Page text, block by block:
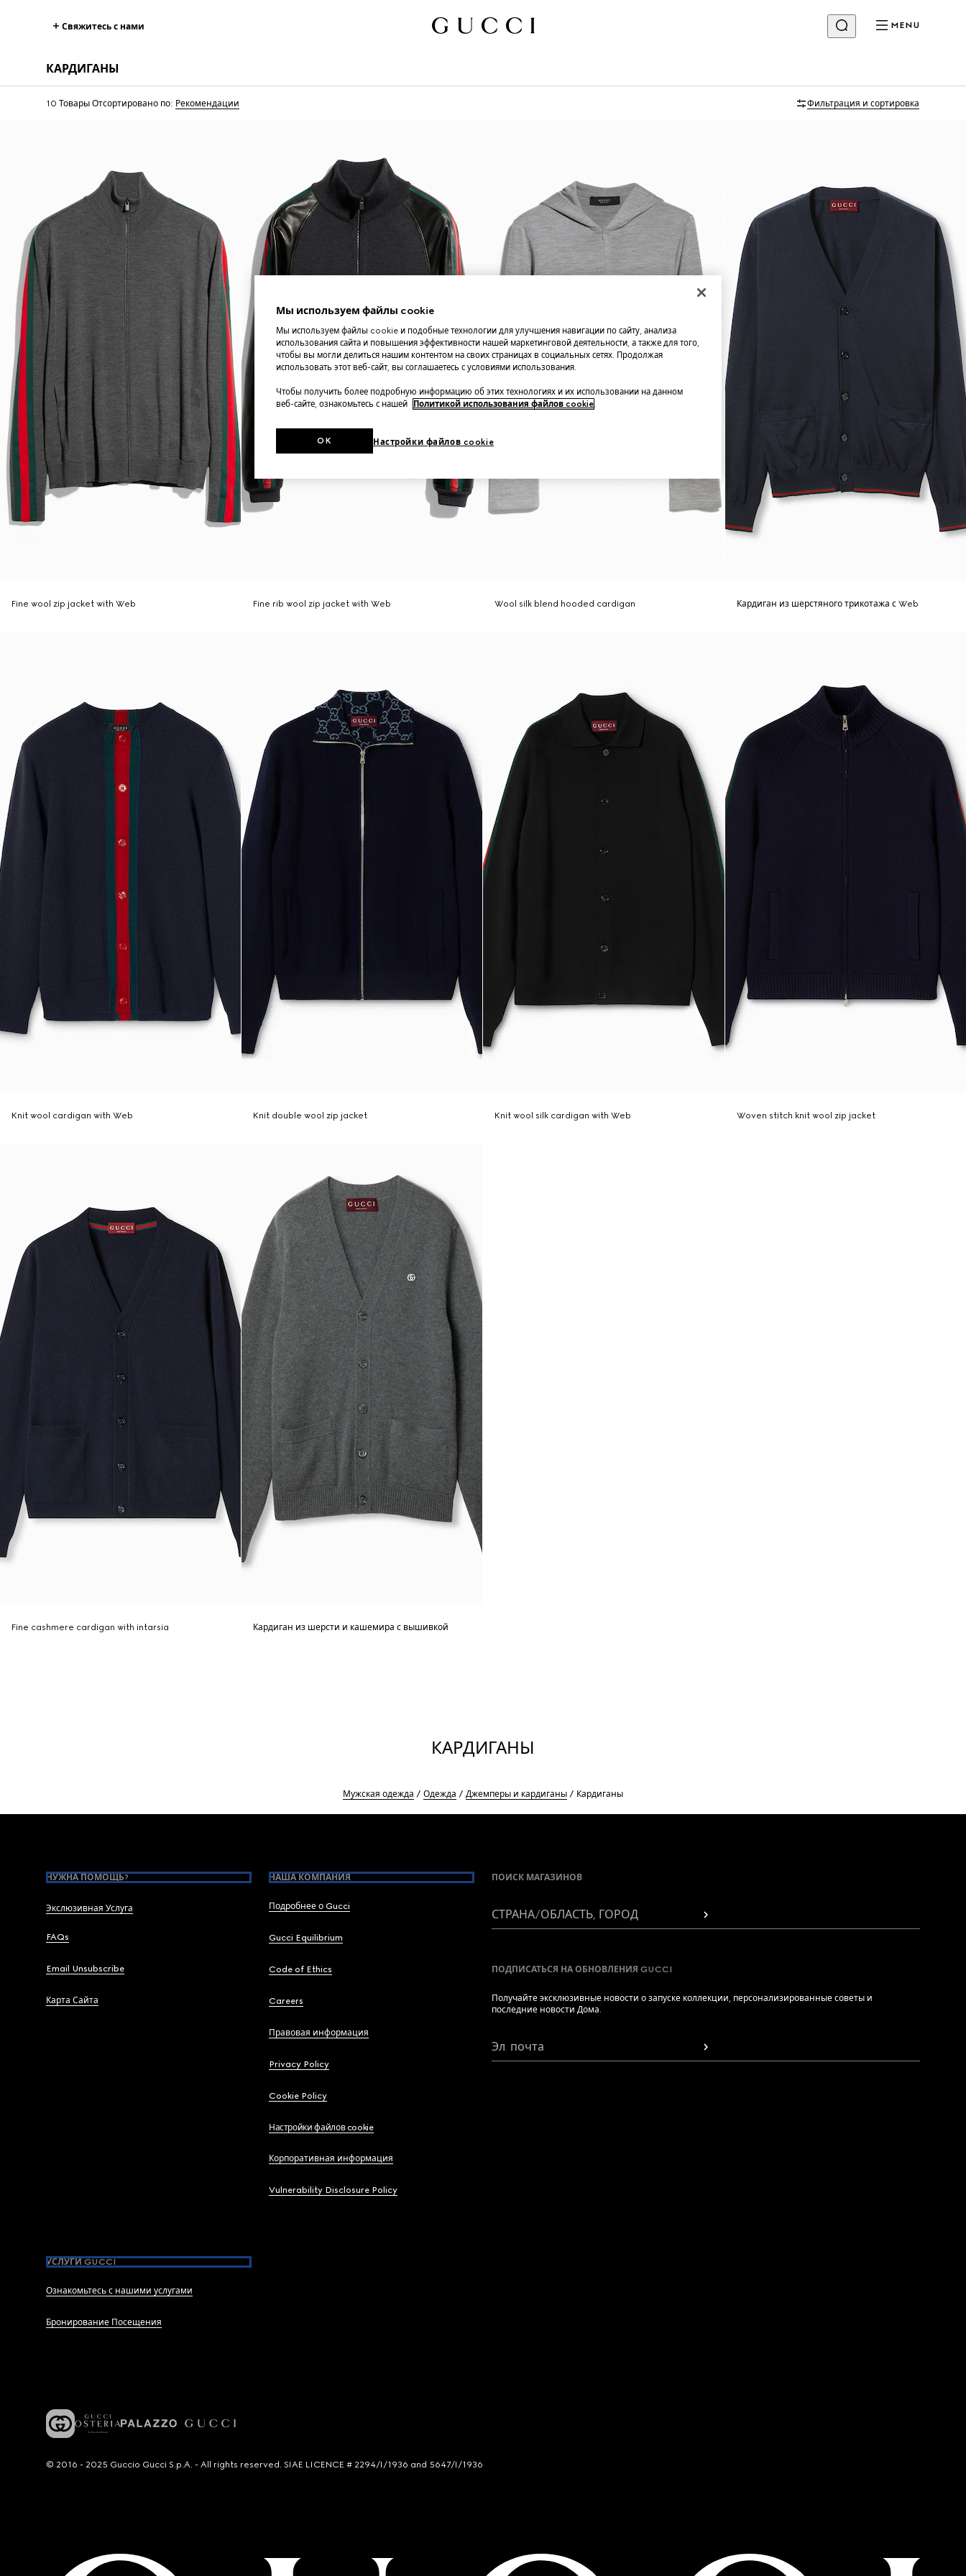
Свяжитесь с нами MENU
КАРДИГАНЫ
10 Товары Отсортировано по: Рекомендации Фильтрация и сортировка
Fine wool zip jacket with Web Fine rib wool zip jacket with Web Wool silk blend hooded cardigan Кардиган из шерстяного трикотажа с Web
Knit wool cardigan with Web Knit double wool zip jacket Knit wool silk cardigan with Web Woven stitch knit wool zip jacket
Fine cashmere cardigan with intarsia Кардиган из шерсти и кашемира с вышивкой
КАРДИГАНЫ
Мужская одежда Одежда Джемперы и кардиганы Кардиганы
НУЖНА ПОМОЩЬ?
Экслюзивная Услуга
FAQs
Email Unsubscribe
Карта Сайта
НАША КОМПАНИЯ
Подробнее о Gucci
Gucci Equilibrium
Code of Ethics
Careers
Правовая информация
Privacy Policy
Cookie Policy
Настройки файлов cookie
Корпоративная информация
Vulnerability Disclosure Policy
УСЛУГИ GUCCI
Ознакомьтесь с нашими услугами
Бронирование Посещения
ПОИСК МАГАЗИНОВ
СТРАНА/ОБЛАСТЬ, ГОРОД
ПОДПИСАТЬСЯ НА ОБНОВЛЕНИЯ GUCCI
Получайте эксклюзивные новости о запуске коллекции, персонализированные советы и
последние новости Дома.
Эл. почта
© 2016 - 2025 Guccio Gucci S.p.A. - All rights reserved. SIAE LICENCE # 2294/I/1936 and 5647/I/1936
Мы используем файлы cookie
Мы используем файлы cookie и подобные технологии для улучшения навигации по сайту, анализа
использования сайта и повышения эффективности нашей маркетинговой деятельности, а также для того,
чтобы вы могли делиться нашим контентом на своих страницах в социальных сетях. Продолжая
использовать этот веб-сайт, вы соглашаетесь с условиями использования.
Чтобы получить более подробную информацию об этих технологиях и их использовании на данном
веб-сайте, ознакомьтесь с нашей
Политикой использования файлов cookie
Настройки файлов cookie
OK